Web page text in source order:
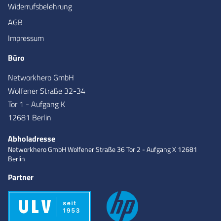
Widerrufsbelehrung
AGB
Impressum
Büro
Networkhero GmbH
Wolfener Straße 32-34
Tor 1 - Aufgang K
12681 Berlin
Abholadresse
Networkhero GmbHWolfener Straße 36Tor 2 - Aufgang X12681
Berlin
Partner